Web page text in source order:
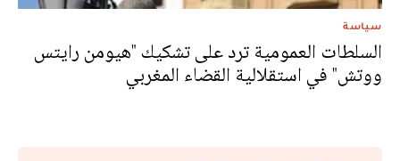
سياسة
السلطات العمومية ترد على تشكيك "هيومن رايتس
ووتش" في استقلالية القضاء المغربي